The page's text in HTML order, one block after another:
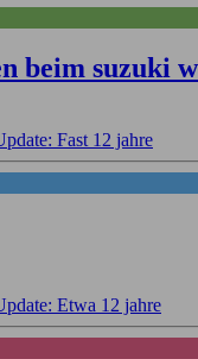
beim suzuki
Fast 12 jahre
Etwa 12 jahre